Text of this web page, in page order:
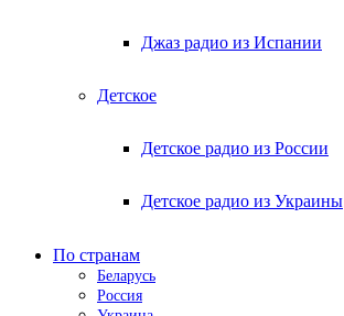
Джаз радио из Испании
Детское
Детское радио из России
Детское радио из Украины
По странам
Беларусь
Россия